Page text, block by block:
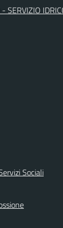
SERVIZIO
Sociali